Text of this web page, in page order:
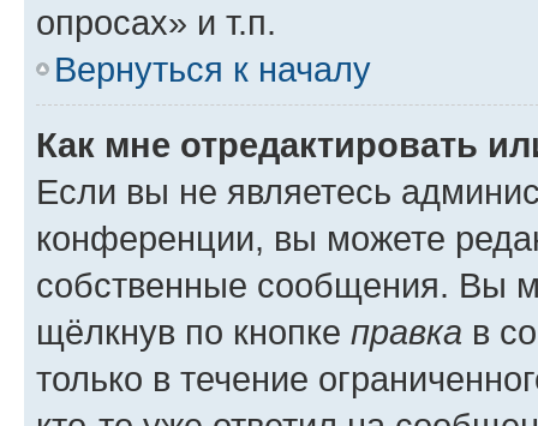
опросах» и т.п.
Вернуться к началу
Как мне отредактировать
Если вы не являетесь
конференции, вы можете
собственные сообщения. Вы
щёлкнув по кнопке правка в
только в течение